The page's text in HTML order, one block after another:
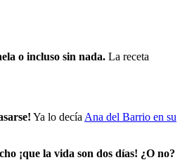
o incluso sin nada. La receta
Ya lo decía Ana del Barrio en su
¡que la vida son dos días! ¿O no?